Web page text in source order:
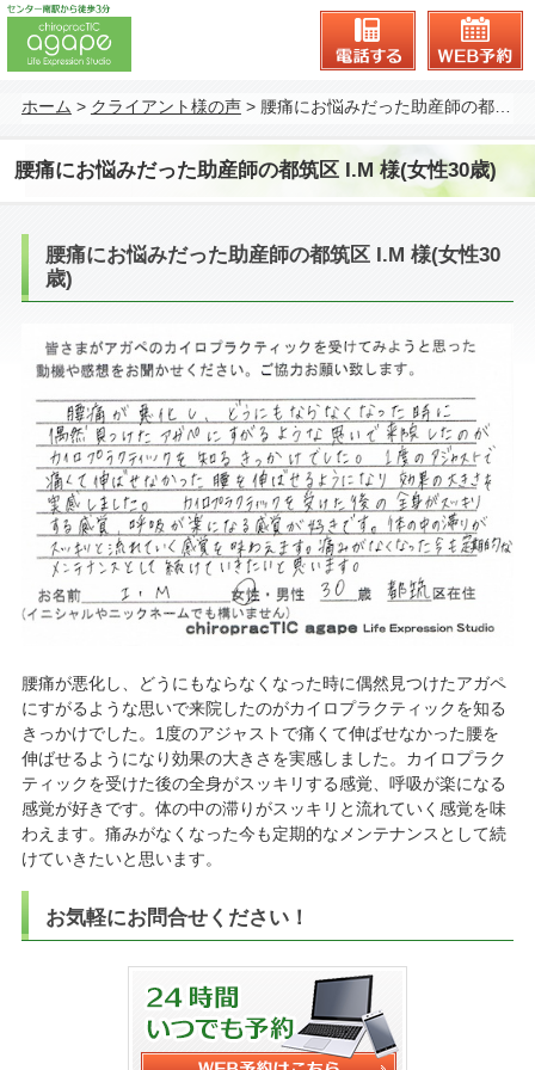
腰痛にお悩みだった助産師の都筑区 I.M 様(女性30歳)
腰痛にお悩みだった助産師の都筑区 I.M 様(女性30
歳)
腰痛が悪化し、どうにもならなくなった時に偶然見つけたアガペ
にすがるような思いで来院したのがカイロプラクティックを知る
きっかけでした。1度のアジャストで痛くて伸ばせなかった腰を
伸ばせるようになり効果の大きさを実感しました。カイロプラク
ティックを受けた後の全身がスッキリする感覚、呼吸が楽になる
感覚が好きです。体の中の滞りがスッキリと流れていく感覚を味
わえます。痛みがなくなった今も定期的なメンテナンスとして続
けていきたいと思います。
お気軽にお問合せください！
045-943-6661
ホーム > クライアント様の声> 腰痛にお悩みだった助産師の都筑区 I.M 様(女性30歳)